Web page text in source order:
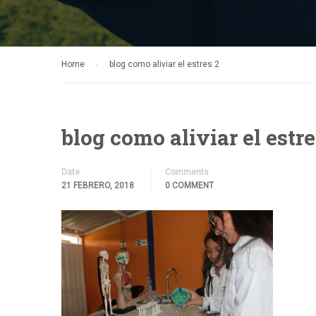
Home blog como aliviar el estres 2
blog como aliviar el
Date
21 FEBRERO, 2018
Comments
0 COMMENT